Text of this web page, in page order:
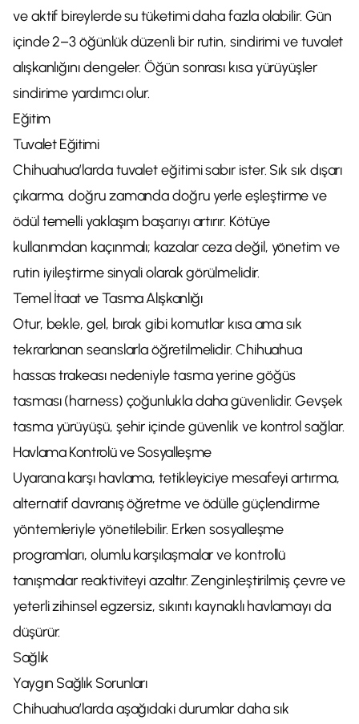
ve aktif bireylerde su tüketimi daha fazla olabilir. Gün
içinde 2–3 öğünlük düzenli bir rutin, sindirimi ve tuvalet
alışkanlığını dengeler. Öğün sonrası kısa yürüyüşler
sindirime yardımcı olur.
Eğitim
Tuvalet Eğitimi
Chihuahua’larda tuvalet eğitimi sabır ister. Sık sık dışarı
çıkarma, doğru zamanda doğru yerle eşleştirme ve
ödül temelli yaklaşım başarıyı artırır. Kötüye
kullanımdan kaçınmalı; kazalar ceza değil, yönetim ve
rutin iyileştirme sinyali olarak görülmelidir.
Temel İtaat ve Tasma Alışkanlığı
Otur, bekle, gel, bırak gibi komutlar kısa ama sık
tekrarlanan seanslarla öğretilmelidir. Chihuahua
hassas trakeası nedeniyle tasma yerine göğüs
tasması (harness) çoğunlukla daha güvenlidir. Gevşek
tasma yürüyüşü, şehir içinde güvenlik ve kontrol sağlar.
Havlama Kontrolü ve Sosyalleşme
Uyarana karşı havlama, tetikleyiciye mesafeyi artırma,
alternatif davranış öğretme ve ödülle güçlendirme
yöntemleriyle yönetilebilir. Erken sosyalleşme
programları, olumlu karşılaşmalar ve kontrollü
tanışmalar reaktiviteyi azaltır. Zenginleştirilmiş çevre ve
yeterli zihinsel egzersiz, sıkıntı kaynaklı havlamayı da
düşürür.
Sağlık
Yaygın Sağlık Sorunları
Chihuahua’larda aşağıdaki durumlar daha sık